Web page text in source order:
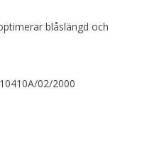
blåslängd och
02/2000